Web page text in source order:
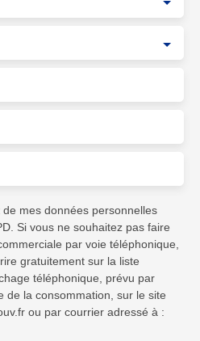
mes données personnelles
Si vous ne souhaitez pas faire
par voie téléphonique,
gratuitement sur la liste
téléphonique, prévu par
de la consommation, sur le site
ou par courrier adressé à :